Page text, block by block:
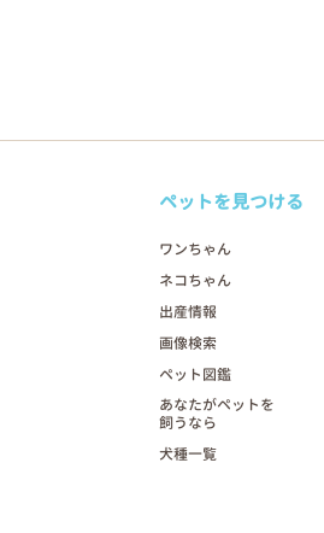
ペットを見つける
ワンちゃん
ネコちゃん
出産情報
画像検索
ペット図鑑
あなたがペットを
飼うなら
犬種一覧